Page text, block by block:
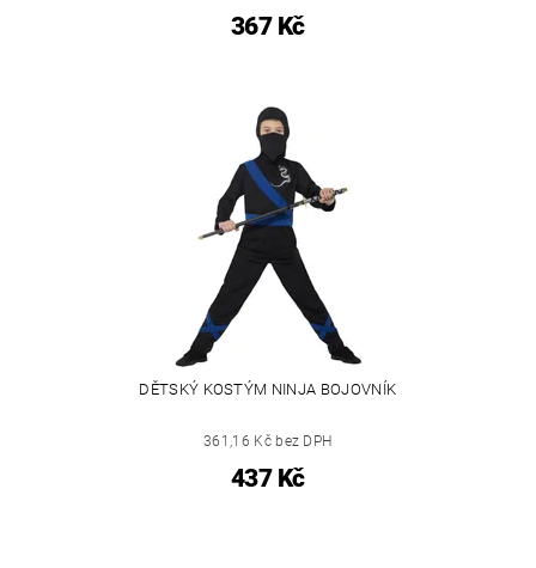
367 Kč
DĚTSKÝ KOSTÝM NINJA BOJOVNÍK
361,16 Kč bez DPH
437 Kč